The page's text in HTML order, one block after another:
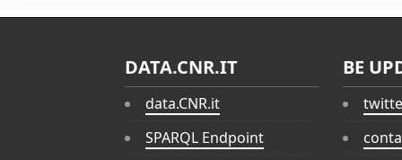
DATA.CNR.IT
data.CNR.it
SPARQL Endpoint
BE